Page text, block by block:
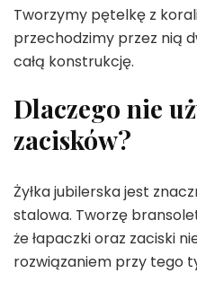
Tworzymy pętelkę z
przechodzimy przez nią
całą konstrukcję.
Dlaczego nie
zacisków?
Żyłka jubilerska jest
stalowa. Tworzę
że łapaczki oraz zaciski
rozwiązaniem przy tego